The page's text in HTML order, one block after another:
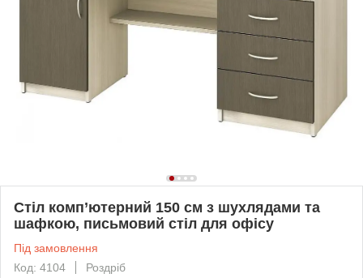
Стіл комп’ютерний 150 см з шухлядами та
шафкою, письмовий стіл для офісу
Під замовлення
Код: 4104
Роздріб